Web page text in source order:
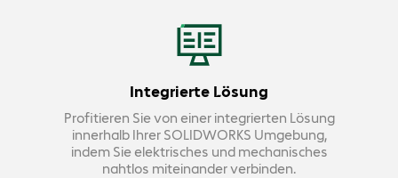
Integrierte Lösung
Profitieren Sie von einer integrierten Lösung
innerhalb Ihrer SOLIDWORKS Umgebung,
indem Sie elektrisches und mechanisches
nahtlos miteinander verbinden.